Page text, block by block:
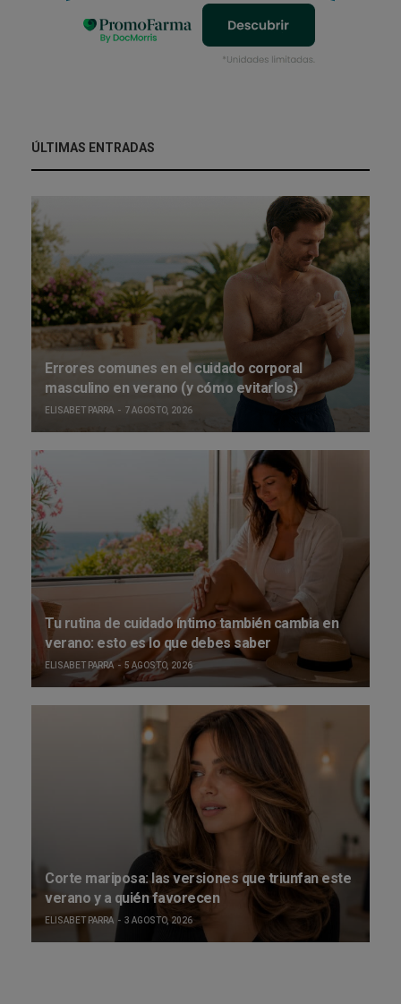
ÚLTIMAS ENTRADAS
Errores comunes en el cuidado corporal
masculino en verano (y cómo evitarlos)
ELISABET PARRA 7 AGOSTO, 2026
Tu rutina de cuidado íntimo también cambia en
verano: esto es lo que debes saber
ELISABET PARRA 5 AGOSTO, 2026
Corte mariposa: las versiones que triunfan este
verano y a quién favorecen
ELISABET PARRA 3 AGOSTO, 2026